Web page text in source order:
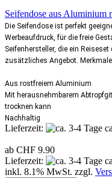
Seifendose aus Aluminium
Die Seifendose ist perfekt
Werbeaufdruck, für die freie
Seifenhersteller, die ein
zusätzliches Angebot.
Aus rostfreiem Aluminium
Mit herausnehmbarem
trocknen kann
Nachhaltig
Lieferzeit:
ab CHF 9.90
Lieferzeit:
inkl. 8.1% MwSt. zzgl.